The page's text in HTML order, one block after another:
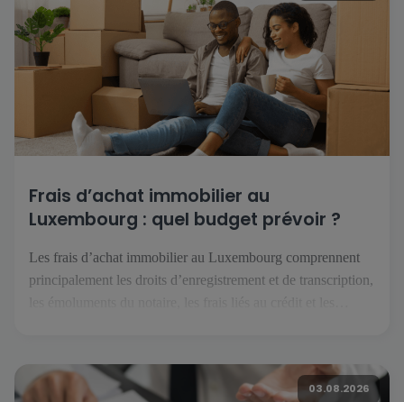
Frais d’achat immobilier au
Luxembourg : quel budget prévoir ?
Les frais d’achat immobilier au Luxembourg comprennent
principalement les droits d’enregistrement et de transcription,
et les dépenses courantes du futur logement. Quels frais faut-
il prévoir pour acheter […]
03.08.2026